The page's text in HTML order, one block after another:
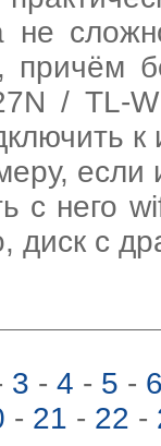
не
причём
/ TL-
если
с него
диск с
3 - 4 - 5 -
- 21 - 22 -